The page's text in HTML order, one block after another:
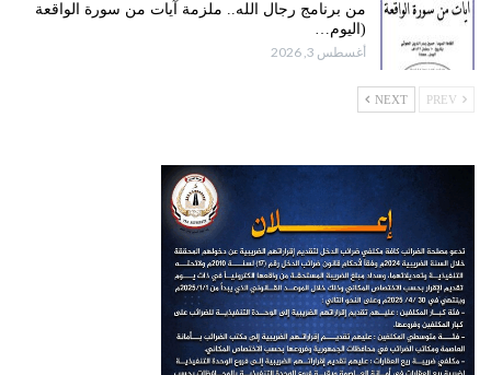
من برنامج رجال الله.. ملزمة آيات من سورة الواقعة
(اليوم…
أغسطس 3, 2026
NEXT